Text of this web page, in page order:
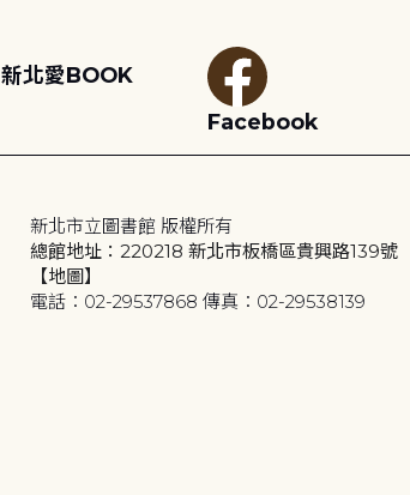
新北愛BOOK
Facebook
新北市立圖書館 版權所有
總館地址：220218 新北市板橋區貴興路139號
【地圖】
電話：02-29537868 傳真：02-29538139